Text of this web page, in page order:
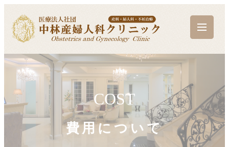
COST
費用について